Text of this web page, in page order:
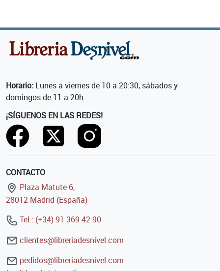
Horario: Lunes a viernes de 10 a 20:30, sábados y
domingos de 11 a 20h.
¡SÍGUENOS EN LAS REDES!
CONTACTO
Plaza Matute 6,
28012 Madrid (España)
Tel.: (+34) 91 369 42 90
clientes@libreriadesnivel.com
pedidos@libreriadesnivel.com